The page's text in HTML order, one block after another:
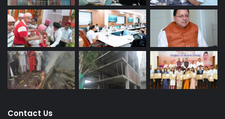
Contact Us